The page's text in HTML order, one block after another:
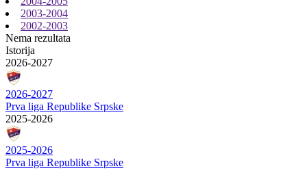
2003-2004
2002-2003
Nema rezultata
Istorija
2026-2027
2026-2027
Prva liga Republike Srpske
2025-2026
2025-2026
Prva liga Republike Srpske